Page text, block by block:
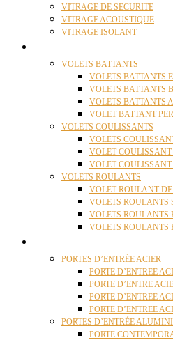
VITRAGE DE SECURITE
VITRAGE ACOUSTIQUE
VITRAGE ISOLANT
VOLETS BATTANTS
VOLETS BATTANTS
VOLETS BATTANTS
VOLETS BATTANTS
VOLET BATTANT
VOLETS COULISSANTS
VOLETS
VOLET
VOLET COULISSANT
VOLETS ROULANTS
VOLET ROULANT
VOLETS ROULANTS
VOLETS ROULANTS
VOLETS ROULANTS
PORTES D’ENTRÉE ACIER
PORTE D’ENTREE
PORTE D’ENTRE
PORTE D’ENTREE
PORTE D’ENTREE
PORTES D’ENTRÉE
PORTE